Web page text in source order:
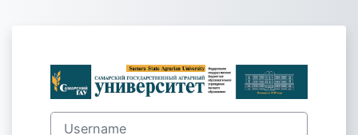
Log in to Сайт
Username